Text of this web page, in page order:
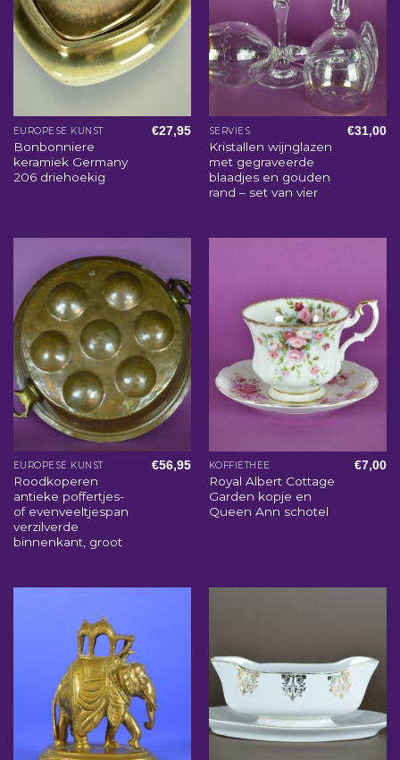
EUROPESE KUNST
Bonbonniere
keramiek Germany
206 driehoekig
€27,95 SERVIES
Kristallen wijnglazen
met gegraveerde
blaadjes en gouden
rand – set van vier
€31,00
EUROPESE KUNST
Roodkoperen
antieke poffertjes-
of evenveeltjespan
verzilverde
binnenkant, groot
€56,95 KOFFIETHEE
Royal Albert Cottage
Garden kopje en
Queen Ann schotel
€7,00